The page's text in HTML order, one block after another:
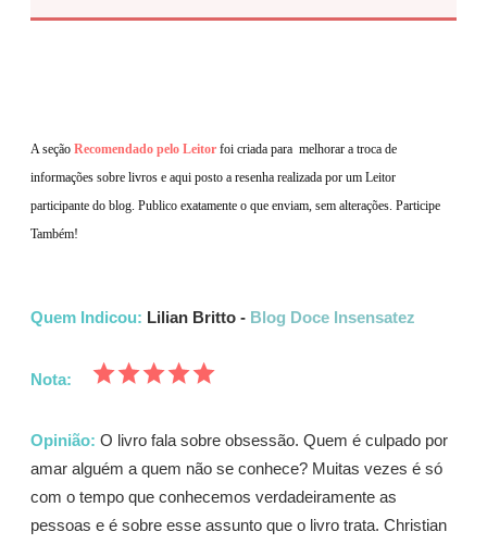
A seção Recomendado pelo Leitor foi criada para melhorar a troca de
informações sobre livros e aqui posto a resenha realizada por um Leitor
participante do blog. Publico exatamente o que enviam, sem alterações. Participe
Também!
Quem Indicou: Lilian Britto - Blog Doce Insensatez
Nota:
Opinião: O livro fala sobre obsessão. Quem é culpado por
amar alguém a quem não se conhece? Muitas vezes é só
com o tempo que conhecemos verdadeiramente as
pessoas e é sobre esse assunto que o livro trata. Christian